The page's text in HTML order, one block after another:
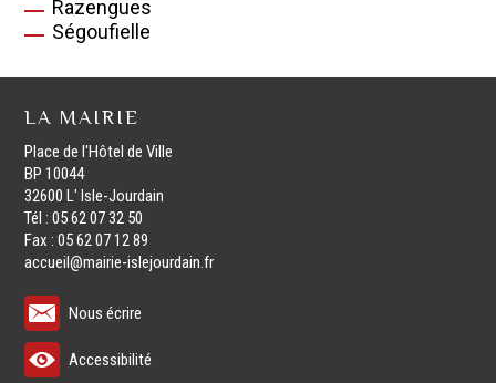
Razengues
Ségoufielle
LA MAIRIE
Place de l'Hôtel de Ville
BP 10044
32600 L' Isle-Jourdain
Tél : 05 62 07 32 50
Fax : 05 62 07 12 89
accueil@mairie-islejourdain.fr
Nous écrire
Accessibilité